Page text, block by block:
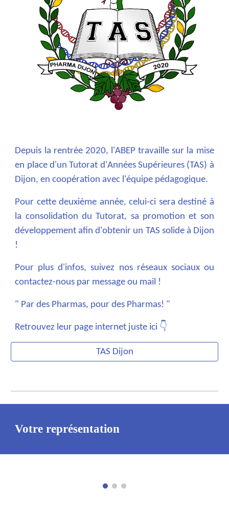
Depuis la rentrée 2020, l'ABEP travaille sur la mise
en place d'un Tutorat d'Années Supérieures (TAS) à
Dijon, en coopération avec l'équipe pédagogique.
Pour cette deuxième année, celui-ci sera destiné à
la consolidation du Tutorat, sa promotion et son
développement afin d'obtenir un TAS solide à Dijon
!
Pour plus d'infos, suivez nos réseaux sociaux ou
contactez-nous par message ou mail !
" Par des Pharmas, pour des Pharmas! "
Retrouvez leur page internet juste ici 👇
TAS Dijon
Votre représentation